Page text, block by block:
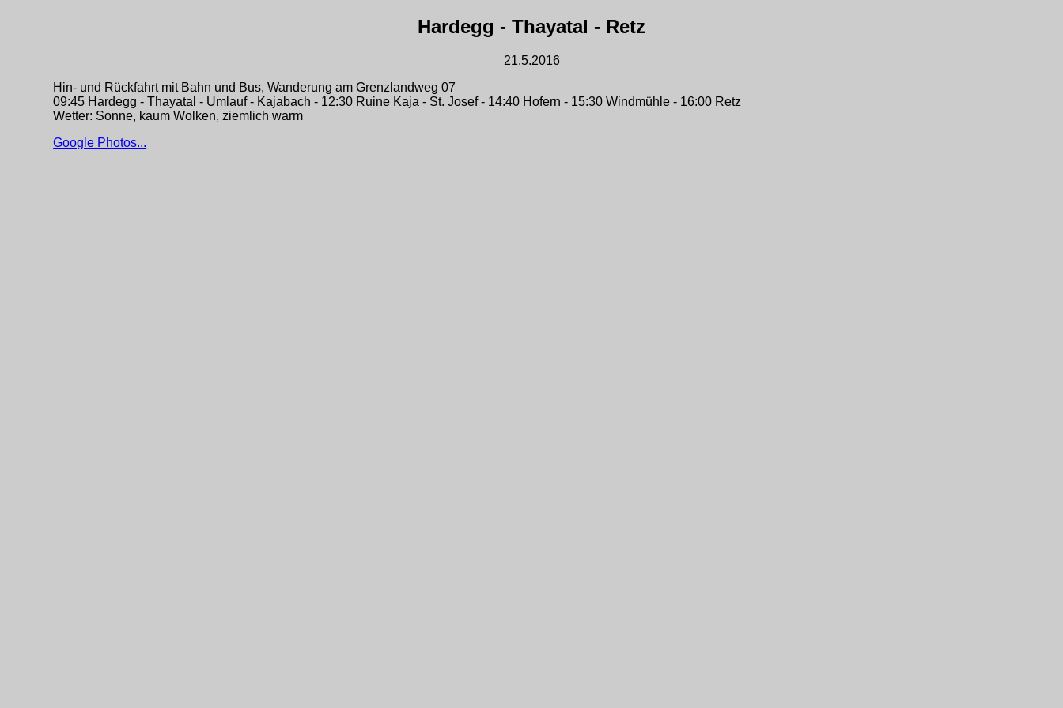
Hardegg - Thayatal - Retz
21.5.2016
Hin- und Rückfahrt mit Bahn und Bus, Wanderung am Grenzlandweg 07
09:45 Hardegg - Thayatal - Umlauf - Kajabach - 12:30 Ruine Kaja - St. Josef - 14:40 Hofern - 15:30 Windmühle - 16:00 Retz
Wetter: Sonne, kaum Wolken, ziemlich warm
Google Photos...